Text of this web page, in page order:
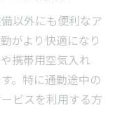
以外にも便利なア
がより快適になり
携帯用空気入れ
。特に通勤途中の
ビスを利用する方